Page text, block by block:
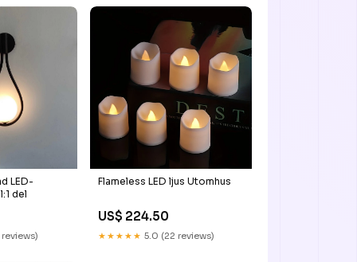
LED-
del
Flameless LED ljus Utomhus
US$ 224.50
★★★★★ 5.0 (22 reviews)